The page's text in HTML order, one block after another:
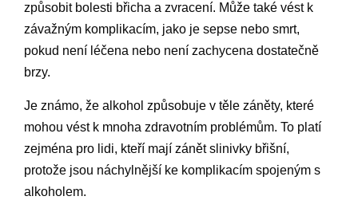
způsobit bolesti břicha a zvracení. Může také vést k
závažným komplikacím, jako je sepse nebo smrt,
pokud není léčena nebo není zachycena dostatečně
brzy.
Je známo, že alkohol způsobuje v těle záněty, které
mohou vést k mnoha zdravotním problémům. To platí
zejména pro lidi, kteří mají zánět slinivky břišní,
protože jsou náchylnější ke komplikacím spojeným s
alkoholem.